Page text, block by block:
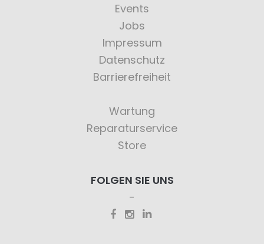
Events
Jobs
Impressum
Datenschutz
Barrierefreiheit
Wartung
Reparaturservice
Store
FOLGEN SIE UNS